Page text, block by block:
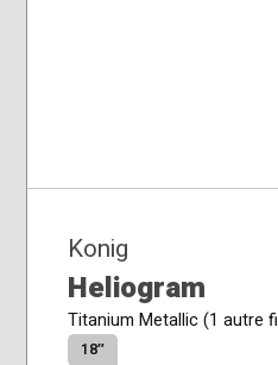
Konig
Heliogram
Titanium Metallic (1 autre
18″